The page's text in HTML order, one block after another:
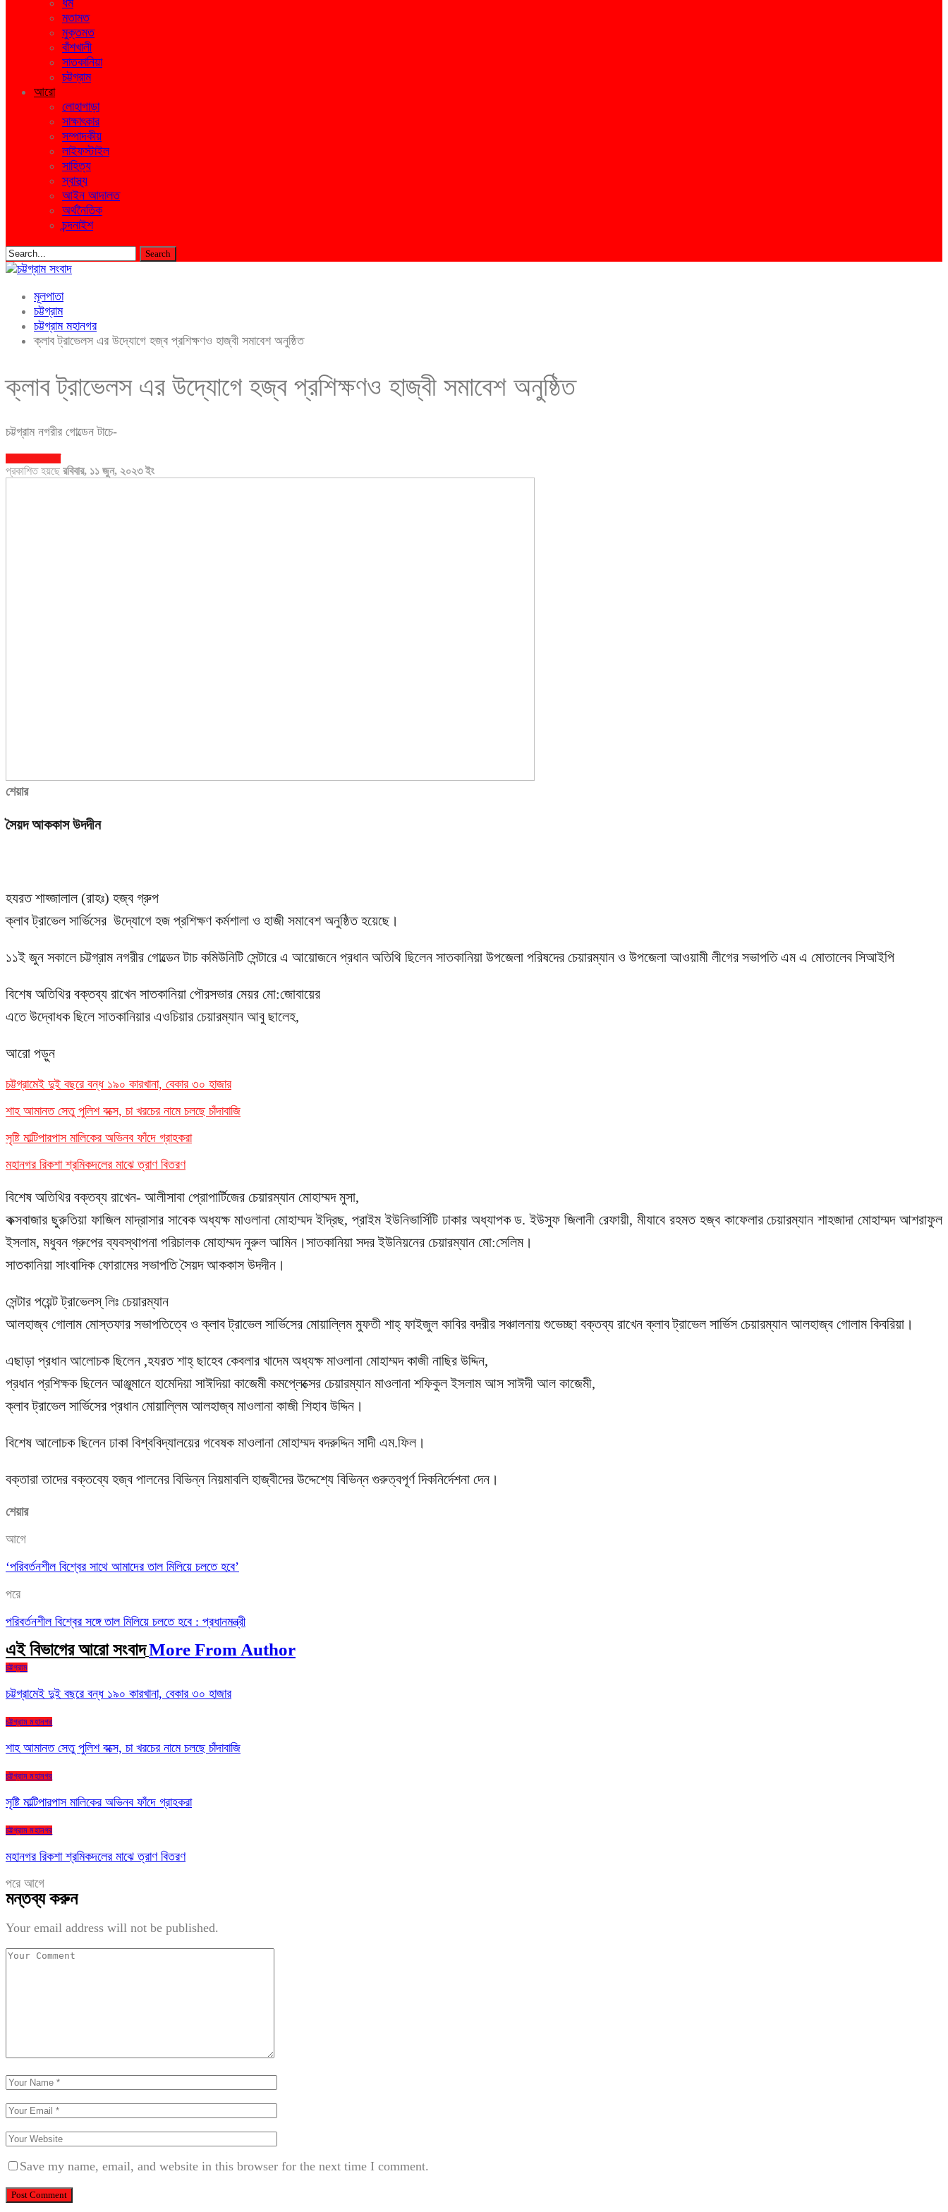
ধর্ম
মতামত
মুক্তমত
বাঁশখালী
সাতকানিয়া
চট্টগ্রাম
আরো
লোহাগাড়া
সাক্ষাৎকার
সম্পাদকীয়
লাইফস্টাইল
সাহিত্য
স্বাস্থ্য
আইন আদালত
অর্থনৈতিক
চন্দনাইশ
মূলপাতা
চট্টগ্রাম
চট্টগ্রাম মহানগর
ক্লাব ট্রাভেলস এর উদ্যোগে হজ্ব প্রশিক্ষণও হাজ্বী সমাবেশ অনুষ্ঠিত
ক্লাব ট্রাভেলস এর উদ্যোগে হজ্ব প্রশিক্ষণও হাজ্বী সমাবেশ অনুষ্ঠিত
চট্টগ্রাম নগরীর গোল্ডেন টাচে-
প্রকাশিত হয়ছে রবিবার, ১১ জুন, ২০২৩ ইং
শেয়ার
সৈয়দ আককাস উদদীন
হযরত শাহ্জালাল (রাহঃ) হজ্ব গ্রুপ
ক্লাব ট্রাভেল সার্ভিসের উদ্যোগে হজ প্রশিক্ষণ কর্মশালা ও হাজী সমাবেশ অনুষ্ঠিত হয়েছে।
১১ই জুন সকালে চট্টগ্রাম নগরীর গোল্ডেন টাচ কমিউনিটি সেন্টারে এ আয়োজনে প্রধান অতিথি ছিলেন সাতকানিয়া উপজেলা পরিষদের চেয়ারম্যান ও উপজেলা আওয়ামী লীগের সভাপতি এম এ মোতালেব সিআইপি
বিশেষ অতিথির বক্তব্য রাখেন সাতকানিয়া পৌরসভার মেয়র মো:জোবায়ের
এতে উদ্বোধক ছিলে সাতকানিয়ার এওচিয়ার চেয়ারম্যান আবু ছালেহ,
আরো পড়ুন
চট্টগ্রামেই দুই বছরে বন্ধ ১৯০ কারখানা, বেকার ৩০ হাজার
শাহ আমানত সেতু পুলিশ বক্সে, চা খরচের নামে চলছে চাঁদাবাজি
সৃষ্টি মাল্টিপারপাস মালিকের অভিনব ফাঁদে গ্রাহকরা
মহানগর রিকশা শ্রমিকদলের মাঝে ত্রাণ বিতরণ
বিশেষ অতিথির বক্তব্য রাখেন- আলীসাবা প্রোপার্টিজের চেয়ারম্যান মোহাম্মদ মুসা,
কক্সবাজার ছুরুতিয়া ফাজিল মাদ্রাসার সাবেক অধ্যক্ষ মাওলানা মোহাম্মদ ইদ্রিছ, প্রাইম ইউনিভার্সিটি ঢাকার অধ্যাপক ড. ইউসুফ জিলানী রেফায়ী, মীযাবে রহমত হজ্ব কাফেলার চেয়ারম্যান শাহজাদা মোহাম্মদ আশরাফুল
ইসলাম, মধুবন গ্রুপের ব্যবস্থাপনা পরিচালক মোহাম্মদ নুরুল আমিন।সাতকানিয়া সদর ইউনিয়নের চেয়ারম্যান মো:সেলিম।
সাতকানিয়া সাংবাদিক ফোরামের সভাপতি সৈয়দ আককাস উদদীন।
সেন্টার পয়েন্ট ট্রাভেলস্ লিঃ চেয়ারম্যান
আলহাজ্ব গোলাম মোস্তফার সভাপতিত্বে ও ক্লাব ট্রাভেল সার্ভিসের মোয়াল্লিম মুফতী শাহ্ ফাইজুল কাবির বদরীর সঞ্চালনায় শুভেচ্ছা বক্তব্য রাখেন ক্লাব ট্রাভেল সার্ভিস চেয়ারম্যান আলহাজ্ব গোলাম কিবরিয়া।
এছাড়া প্রধান আলোচক ছিলেন ,হযরত শাহ্ ছাহেব কেবলার খাদেম অধ্যক্ষ মাওলানা মোহাম্মদ কাজী নাছির উদ্দিন,
প্রধান প্রশিক্ষক ছিলেন আঞ্জুমানে হামেদিয়া সাঈদিয়া কাজেমী কমপ্লেক্সের চেয়ারম্যান মাওলানা শফিকুল ইসলাম আস সাঈদী আল কাজেমী,
ক্লাব ট্রাভেল সার্ভিসের প্রধান মোয়াল্লিম আলহাজ্ব মাওলানা কাজী শিহাব উদ্দিন।
বিশেষ আলোচক ছিলেন ঢাকা বিশ্ববিদ্যালয়ের গবেষক মাওলানা মোহাম্মদ বদরুদ্দিন সাদী এম.ফিল।
বক্তারা তাদের বক্তব্যে হজ্ব পালনের বিভিন্ন নিয়মাবলি হাজ্বীদের উদ্দেশ্যে বিভিন্ন গুরুত্বপূর্ণ দিকনির্দেশনা দেন।
শেয়ার
আগে
‘পরিবর্তনশীল বিশ্বের সাথে আমাদের তাল মিলিয়ে চলতে হবে’
পরে
পরিবর্তনশীল বিশ্বের সঙ্গে তাল মিলিয়ে চলতে হবে : প্রধানমন্ত্রী
এই বিভাগের আরো সংবাদMore From Author
চট্টগ্রাম
চট্টগ্রামেই দুই বছরে বন্ধ ১৯০ কারখানা, বেকার ৩০ হাজার
চট্টগ্রাম মহানগর
শাহ আমানত সেতু পুলিশ বক্সে, চা খরচের নামে চলছে চাঁদাবাজি
চট্টগ্রাম মহানগর
সৃষ্টি মাল্টিপারপাস মালিকের অভিনব ফাঁদে গ্রাহকরা
চট্টগ্রাম মহানগর
মহানগর রিকশা শ্রমিকদলের মাঝে ত্রাণ বিতরণ
পরে আগে
মন্তব্য করুন
Your email address will not be published.
Save my name, email, and website in this browser for the next time I comment.